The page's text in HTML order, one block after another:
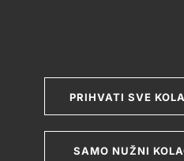
PRIHVATI SVE
SAMO NUŽNI
media